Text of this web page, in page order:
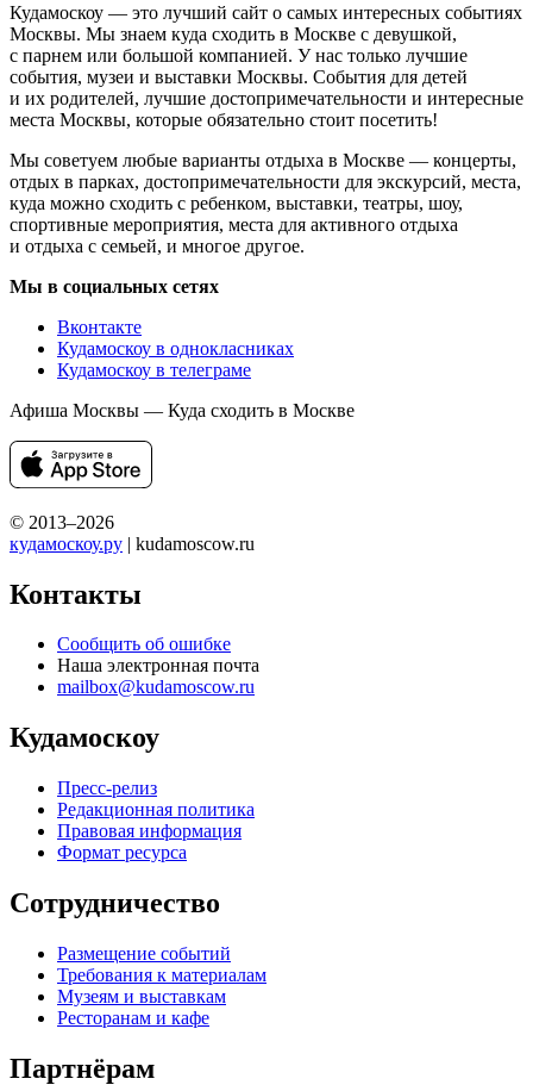
Кудамоскоу — это лучший сайт о самых интересных событиях
Москвы. Мы знаем куда сходить в Москве с девушкой,
с парнем или большой компанией. У нас только лучшие
события, музеи и выставки Москвы. События для детей
и их родителей, лучшие достопримечательности и интересные
места Москвы, которые обязательно стоит посетить!
Мы советуем любые варианты отдыха в Москве — концерты,
отдых в парках, достопримечательности для экскурсий, места,
куда можно сходить с ребенком, выставки, театры, шоу,
спортивные мероприятия, места для активного отдыха
и отдыха с семьей, и многое другое.
Мы в социальных сетях
Вконтакте
Кудамоскоу в однокласниках
Кудамоскоу в телеграме
Афиша Москвы — Куда сходить в Москве
© 2013–2026
кудамоскоу.ру | kudamoscow.ru
Контакты
Сообщить об ошибке
Наша электронная почта
mailbox@kudamoscow.ru
Кудамоскоу
Пресс-релиз
Редакционная политика
Правовая информация
Формат ресурса
Сотрудничество
Размещение событий
Требования к материалам
Музеям и выставкам
Ресторанам и кафе
Партнёрам